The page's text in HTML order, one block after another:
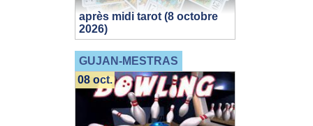
après midi tarot (8 octobre
2026)
GUJAN-MESTRAS
08 oct.